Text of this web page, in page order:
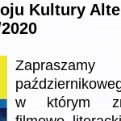
Kultury
w którym